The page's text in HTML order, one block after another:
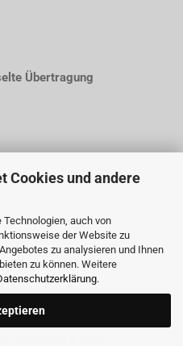
Cookies und andere
auch von
der Website zu
zu analysieren und Ihnen
zu können. Weitere
.
Übertragung